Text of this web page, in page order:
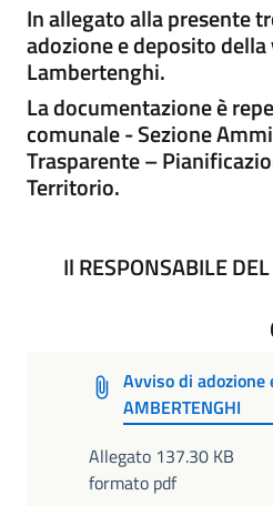
In allegato alla presente
adozione e deposito
Lambertenghi.
La documentazione è
comunale - Sezione
Trasparente –
Territorio.
Il RESPONSABILE
Avviso di adozione
AMBERTENGHI
Allegato 137.30 KB
formato pdf